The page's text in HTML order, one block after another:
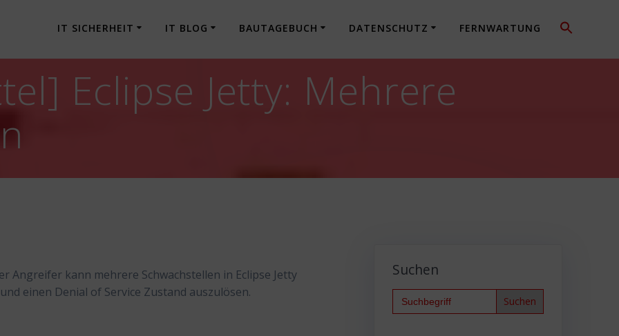
IT SICHERHEIT IT BLOG BAUTAGEBUCH DATENSCHUTZ FERNWARTUNG
Eclipse Jetty: Mehrere
kann mehrere Schwachstellen in Eclipse Jetty
einen Denial of Service Zustand auszulösen.
Suchen
Search
for: